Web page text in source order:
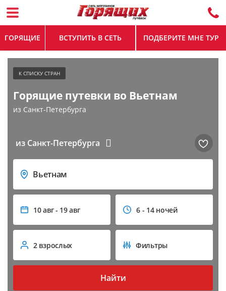
ГОРЯЩИЕ ВСТУПИТЬ В СЕТЬ ПОДБЕРИТЕ МНЕ ТУР
во Вьетнам
из Санкт-Петербурга
из Санкт-Петербурга
Вьетнам
10 авг - 19 авг 6 - 14 ночей
2 взрослых Фильтры
Найти